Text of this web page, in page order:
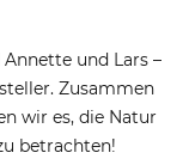
und Lars –
Zusammen
wir es, die Natur
betrachten!